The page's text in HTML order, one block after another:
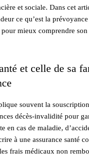
et sociale. Dans cet
ce qu’est la
mieux comprendre
et celle de sa
souvent la souscription
décès-invalidité pour
en cas de maladie,
à une assurance santé
frais médicaux non